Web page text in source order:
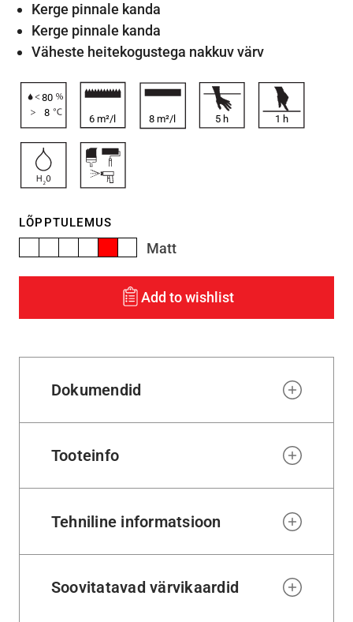
Kerge pinnale kanda
Kerge pinnale kanda
Väheste heitekogustega nakkuv värv
80
8
6 m²/l 8 m²/l 5 h 1 h
LÕPPTULEMUS
Matt
Add to wishlist
Dokumendid
Tooteinfo
Tehniline informatsioon
Soovitatavad värvikaardid